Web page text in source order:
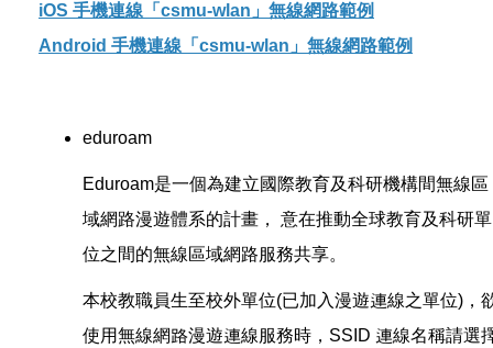
iOS 手機連線「csmu-wlan」無線網路範例
Android 手機連線「csmu-wlan」無線網路範例
eduroam
Eduroam是一個為建立國際教育及科研機構間無線區
域網路漫遊體系的計畫， 意在推動全球教育及科研單
位之間的無線區域網路服務共享。
本校教職員生至校外單位(已加入漫遊連線之單位)，
使用無線網路漫遊連線服務時，SSID 連線名稱請選